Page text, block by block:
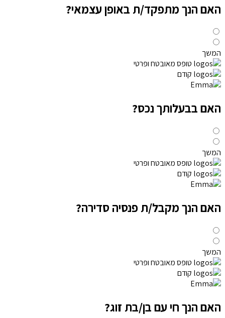
האם הנך מתפקד/ת באופן עצמאי?
המשך
טופס מאובטח ופרטי
קודם
האם בבעלותך נכס?
המשך
טופס מאובטח ופרטי
קודם
האם הנך מקבל/ת פנסיה סדירה?
המשך
טופס מאובטח ופרטי
קודם
האם הנך חי עם בן/בת זוג?